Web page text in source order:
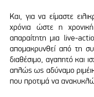
Και, για να είμαστε
χρόνια ώστε η
απαραίτητη μια live-
απομακρυνθεί από τη
διαθέσιμο, αγαπητό και
απλώς ως αδύναμο
που προτιμά να